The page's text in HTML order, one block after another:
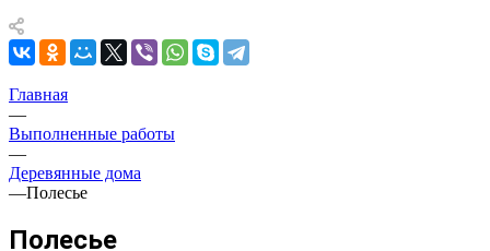
Главная
—
Выполненные работы
—
Деревянные дома
—Полесье
Полесье